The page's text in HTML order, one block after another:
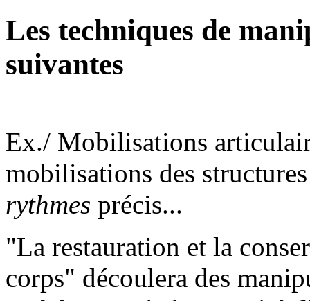
Les techniques de
suivantes
Ex./ Mobilisations
mobilisations des
rythmes précis...
"La restauration et la
corps" découlera des